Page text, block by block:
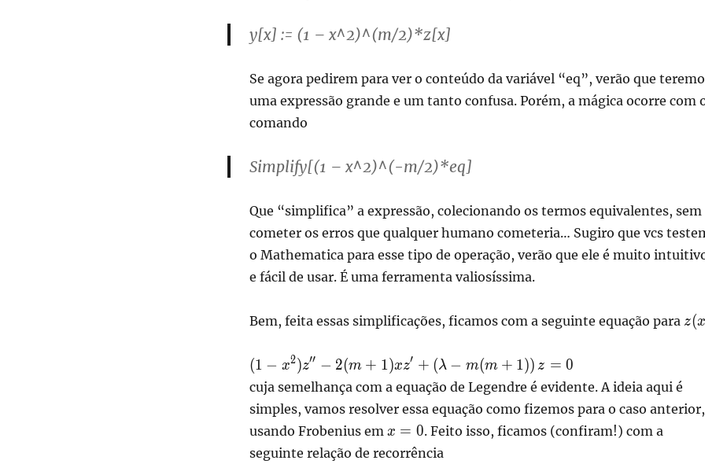
y[x] := (1 – x^2)^(m/2)*z[x]
Se agora pedirem para ver o conteúdo da variável “eq”, verão que
uma expressão grande e um tanto confusa. Porém, a mágica ocorre com
comando
Simplify[(1 – x^2)^(-m/2)*eq]
Que “simplifica” a expressão, colecionando os termos equivalentes, sem
cometer os erros que qualquer humano cometeria… Sugiro que vcs
o Mathematica para esse tipo de operação, verão que ele é muito
e fácil de usar. É uma ferramenta valiosíssima.
Bem, feita essas simplificações, ficamos com a seguinte equação para z(x
\displaystyle(1-
x^2)z'' -
2(m+1)xz' +
\left(\lambda -
m(m+1)
\right)z=0
(1 − x2)z′′ − 2(m + 1)xz′ + (λ − m(m + 1)) z = 0
cuja semelhança com a equação de Legendre é evidente. A ideia aqui é
simples, vamos resolver essa equação como fizemos para o caso anterior,
usando Frobenius em x=0
x = 0. Feito isso, ficamos (confiram!) com a
seguinte relação de recorrência